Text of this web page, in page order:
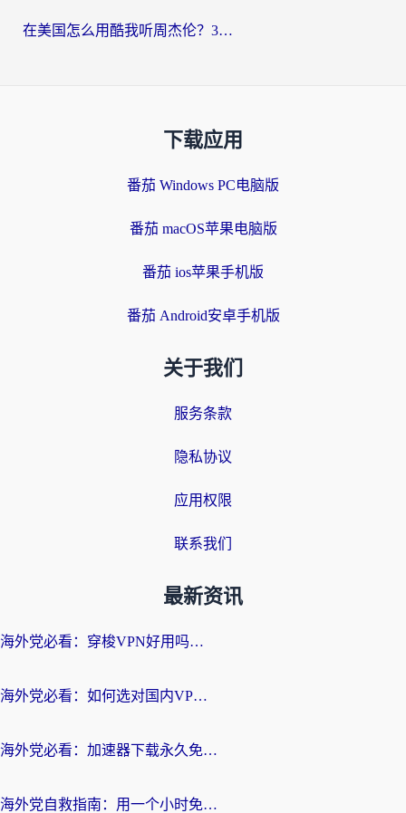
在美国怎么用酷我听周杰伦？3步搞定海外听歌难题
下载应用
番茄 Windows PC电脑版
番茄 macOS苹果电脑版
番茄 ios苹果手机版
番茄 Android安卓手机版
关于我们
服务条款
隐私协议
应用权限
联系我们
最新资讯
海外党必看：穿梭VPN好用吗？和云帆VPN对比哪个回国效果更好？附真实测评+避坑指南
海外党必看：如何选对国内VPN，实现无缝访问国内资源？
海外党必看：加速器下载永久免费版真的存在吗？教你无缝访问国内资源的正确姿势
海外党自救指南：用一个小时免费加速器，轻松打破国内资源访问壁垒？